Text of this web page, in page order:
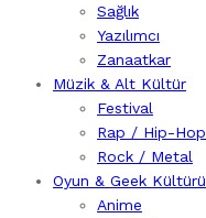
Sağlık
Yazılımcı
Zanaatkar
Müzik & Alt Kültür
Festival
Rap / Hip-Hop
Rock / Metal
Oyun & Geek Kültürü
Anime